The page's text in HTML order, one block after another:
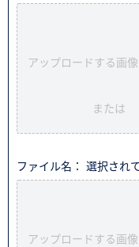
アップロードする画
または
ファイル名： 選択され
アップロードする画